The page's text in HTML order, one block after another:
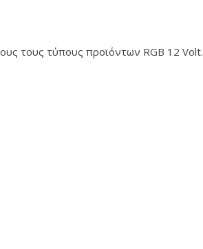
τους τύπους προϊόντων RGB 12 Volt.